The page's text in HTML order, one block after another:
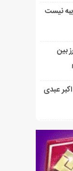
نیست
مرز بین
عبدی